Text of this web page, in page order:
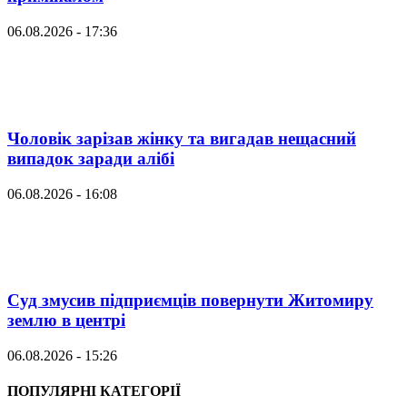
06.08.2026 - 17:36
Чоловік зарізав жінку та вигадав нещасний
випадок заради алібі
06.08.2026 - 16:08
Суд змусив підприємців повернути Житомиру
землю в центрі
06.08.2026 - 15:26
ПОПУЛЯРНІ КАТЕГОРІЇ